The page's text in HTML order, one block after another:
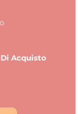
Acquisto